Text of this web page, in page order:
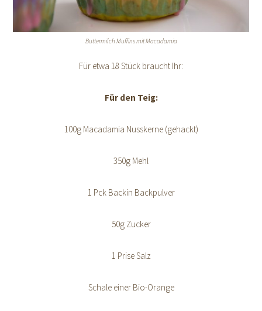
Buttermilch Muffins mit Macadamia
Für etwa 18 Stück braucht Ihr:
Für den Teig:
100g Macadamia Nusskerne (gehackt)
350g Mehl
1 Pck Backin Backpulver
50g Zucker
1 Prise Salz
Schale einer Bio-Orange